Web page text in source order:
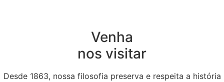
Venha
nos visitar
Desde 1863, nossa filosofia preserva e respeita a história